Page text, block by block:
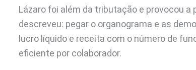
Lázaro foi além da tributação e provocou
descreveu: pegar o organograma e as
lucro líquido e receita com o número de
eficiente por colaborador.